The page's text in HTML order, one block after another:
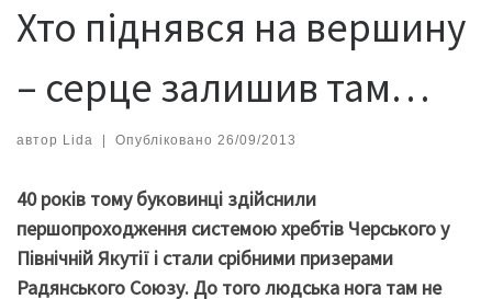
Хто піднявся на вершину
– серце залишив там…
автор Lida | Опубліковано 26/09/2013
40 років тому буковинці здійснили
першопроходження системою хребтів Черського у
Північній Якутії і стали срібними призерами
Радянського Союзу. До того людська нога там не